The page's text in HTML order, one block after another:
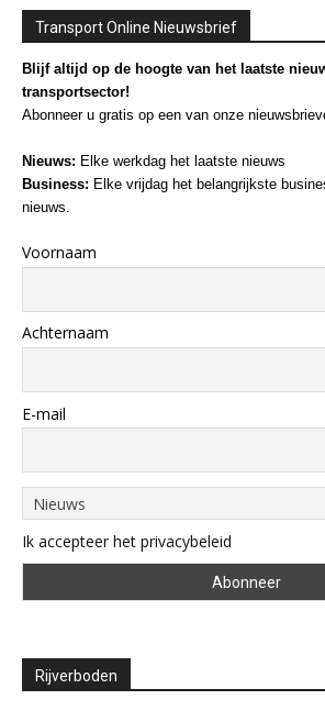
Transport Online Nieuwsbrief
Blijf altijd op de hoogte van het laatste
transportsector!
Abonneer u gratis op een van onze
Nieuws: Elke werkdag het laatste nieuws
Business: Elke vrijdag het belangrijkste
nieuws.
Voornaam
Achternaam
E-mail
Ik accepteer het privacybeleid
Rijverboden